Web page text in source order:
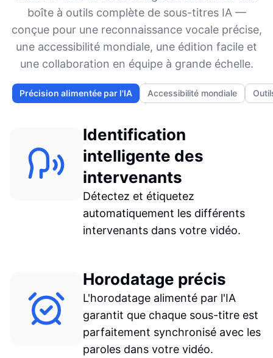
boîte à outils complète de sous-titres IA —
conçue pour une reconnaissance vocale précise,
une accessibilité mondiale, une édition facile et
une collaboration en équipe à grande échelle.
Précision alimentée par l'IA Accessibilité mondiale
Identification
intelligente des
intervenants
Détectez et étiquetez
automatiquement les différents
intervenants dans votre vidéo.
Horodatage précis
L'horodatage alimenté par l'IA
garantit que chaque sous-titre est
parfaitement synchronisé avec les
paroles dans votre vidéo.